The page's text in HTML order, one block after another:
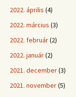
2022. április (4)
2022. március (3)
2022. február(2)
2022. január(2)
2021. december(3)
2021. november(5)